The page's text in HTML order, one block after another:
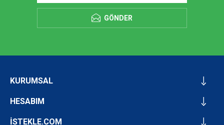
GÖNDER
KURUMSAL
HESABIM
İSTEKLE.COM